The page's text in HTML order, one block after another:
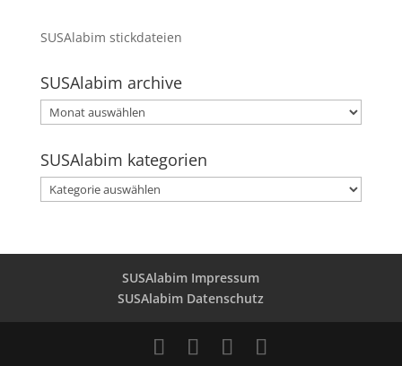
SUSAlabim stickdateien
SUSAlabim archive
SUSAlabim
archive
SUSAlabim kategorien
SUSAlabim
kategorien
SUSAlabim Impressum
SUSAlabim Datenschutz